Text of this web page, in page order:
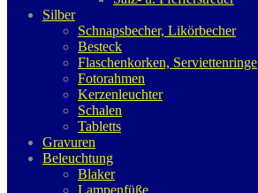
Silber
Schnapsbecher, Likörbecher
Besteck
Flaschenkorken, Serviettenringe
Fotorahmen
Kerzenleuchter
Schalen
Tabletts
Gravuren
Beleuchtung
Blaker
Lampenfüße